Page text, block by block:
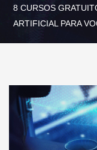
8 CURSOS
ARTIFICIAL PARA